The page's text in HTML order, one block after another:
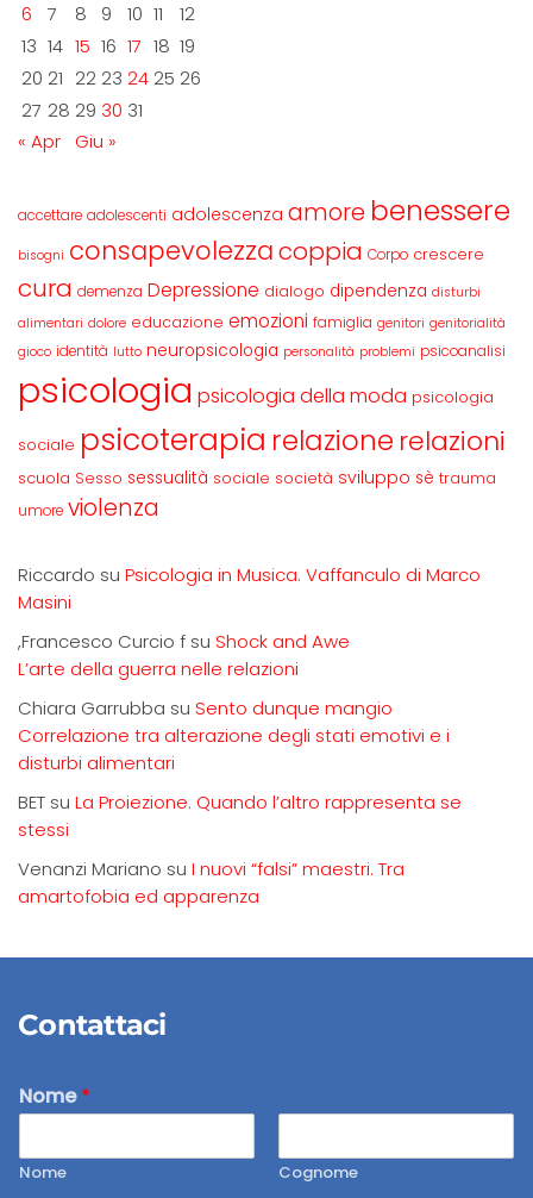
6
7 8 9 10 11
12
13 14 15 16 17 18 19
20 21 22 23 24 25 26
27 28 29 30 31
« Apr
Giu »
accettare adolescenti adolescenza amore benessere
bisogni consapevolezzacoppia Corpo crescere
cura demenza Depressione dialogo dipendenza disturbi
alimentari dolore educazione emozioni famiglia genitori genitorialità
gioco identità lutto neuropsicologia personalità problemi psicoanalisi
psicologia psicologia della moda psicologia
sociale psicoterapia relazione relazioni
scuola Sesso sessualità sociale società sviluppo sè trauma
umore violenza
Riccardo su Psicologia in Musica. Vaffanculo di Marco
Masini
,Francesco Curcio f su Shock and Awe
L’arte della guerra nelle relazioni
Chiara Garrubba su Sento dunque mangio
Correlazione tra alterazione degli stati emotivi e i
disturbi alimentari
BET su La Proiezione. Quando l’altro rappresenta se
stessi
Venanzi Mariano su I nuovi “falsi” maestri. Tra
amartofobia ed apparenza
Contattaci
Nome*
Nome Cognome